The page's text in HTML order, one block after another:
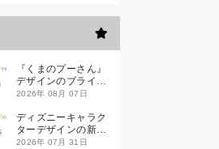
『くまのプーさん』
デザインのブライン
ドミニハンドタオル
2026年 08月 07日
ディズニーキャラク
ターデザインの新作
シールが一挙発売
2026年 07月 31日